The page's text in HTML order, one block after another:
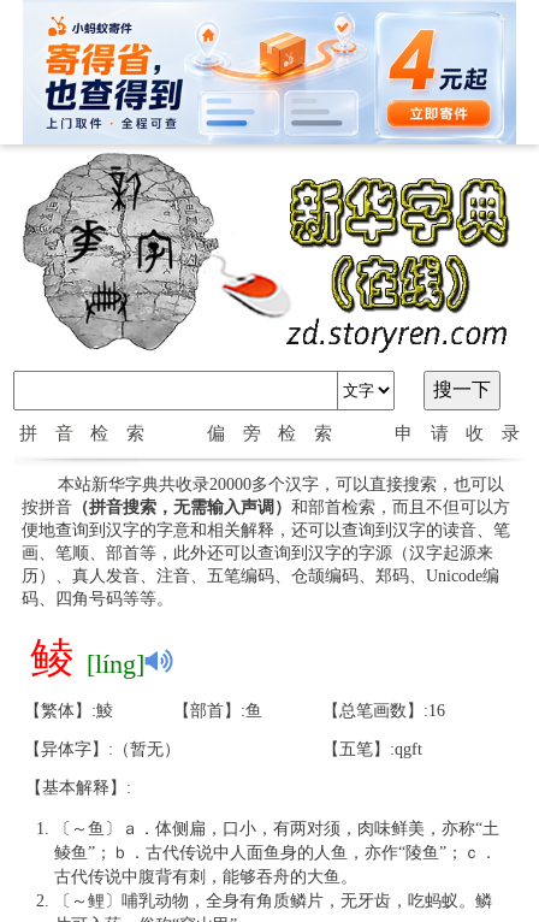
拼音检索 偏旁检索 申请收录
本站新华字典共收录20000多个汉字，可以直接搜索，也可以
按拼音（拼音搜索，无需输入声调） 和部首检索，而且不但可以方
便地查询到汉字的字意和相关解释，还可以查询到汉字的读音、笔
画、笔顺、部首等，此外还可以查询到汉字的字源（汉字起源来
历）、真人发音、注音、五笔编码、仓颉编码、郑码、Unicode编
码、四角号码等等。
鲮 [líng]
【繁体】:鯪 【部首】:鱼 【总笔画数】:16
【异体字】:（暂无） 【五笔】:qgft
【基本解释】:
〔～鱼〕ａ．体侧扁，口小，有两对须，肉味鲜美，亦称“土
鲮鱼”；ｂ．古代传说中人面鱼身的人鱼，亦作“陵鱼”；ｃ．
古代传说中腹背有刺，能够吞舟的大鱼。
〔～鲤〕哺乳动物，全身有角质鳞片，无牙齿，吃蚂蚁。鳞